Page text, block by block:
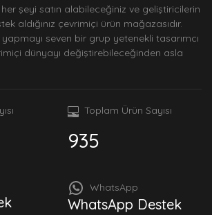
her şeyi satın alabileceğiniz ve geliştiricilerin
aldığınız çevrimiçi ürün mağazasıdır.
seven bir grup yetenekli tasarımcı
dünyayı değiştirebileceğinden asla
Toplam Ürün Sayısı
935
WhatsApp
WhatsApp Destek